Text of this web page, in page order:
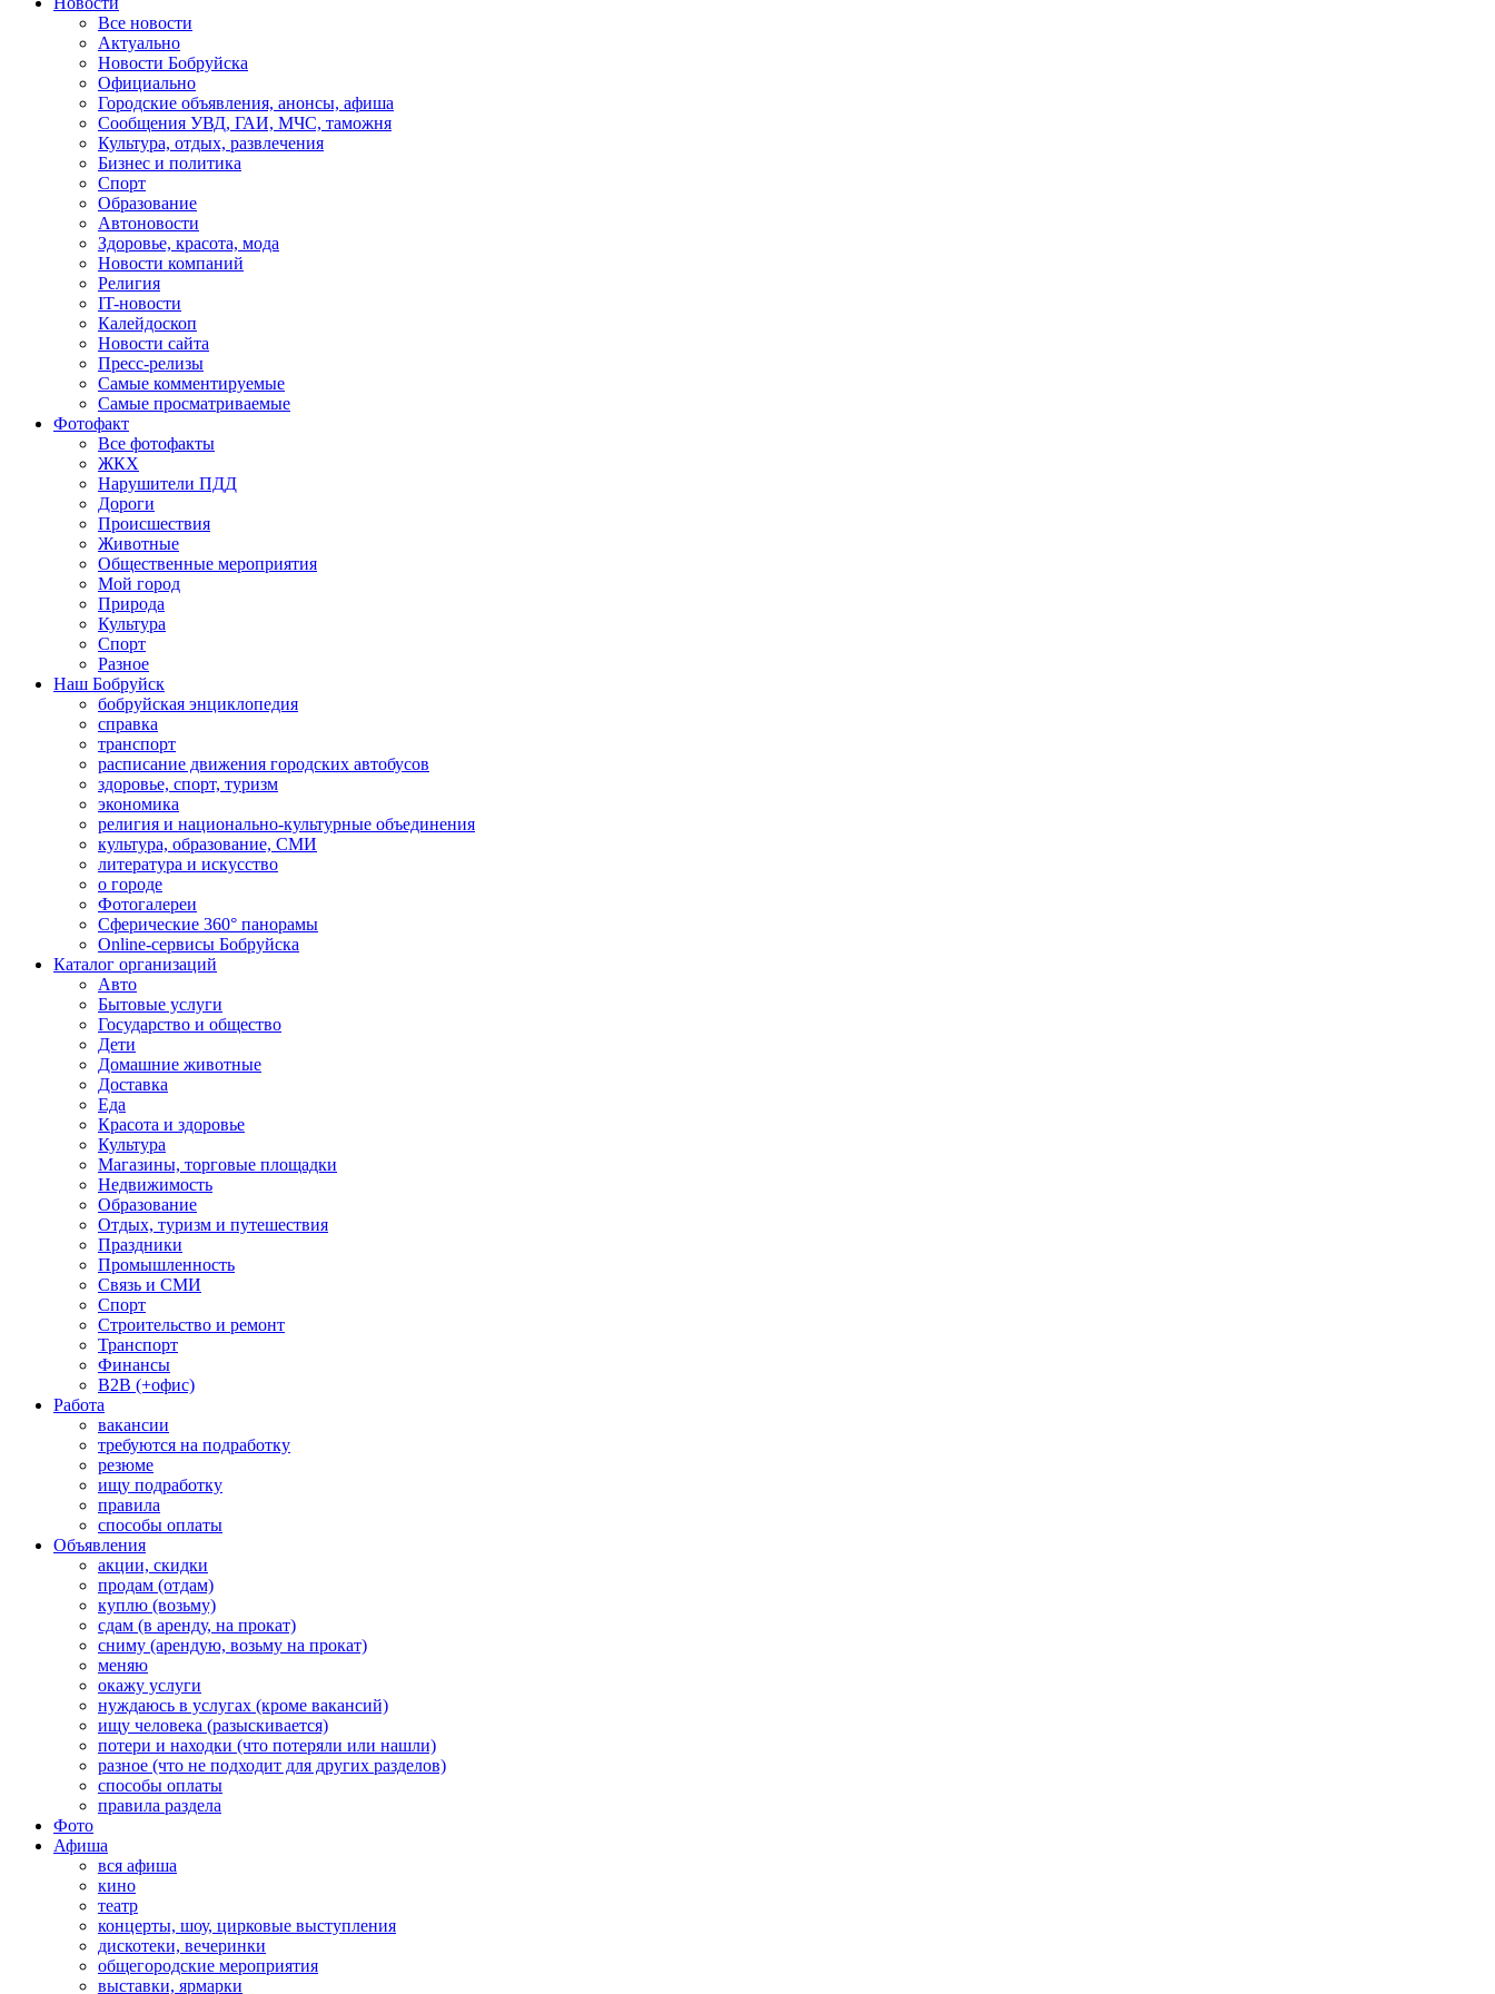
Все новости
Актуально
Новости Бобруйска
Официально
Городские объявления, анонсы, афиша
Сообщения УВД, ГАИ, МЧС, таможня
Культура, отдых, развлечения
Бизнес и политика
Спорт
Образование
Автоновости
Здоровье, красота, мода
Новости компаний
Религия
IT-новости
Калейдоскоп
Новости сайта
Пресс-релизы
Самые комментируемые
Самые просматриваемые
Фотофакт
Все фотофакты
ЖКХ
Нарушители ПДД
Дороги
Происшествия
Животные
Общественные мероприятия
Мой город
Природа
Культура
Спорт
Разное
Наш Бобруйск
бобруйская энциклопедия
справка
транспорт
расписание движения городских автобусов
здоровье, спорт, туризм
экономика
религия и национально-культурные объединения
культура, образование, СМИ
литература и искусство
о городе
Фотогалереи
Сферические 360° панорамы
Online-сервисы Бобруйска
Каталог организаций
Авто
Бытовые услуги
Государство и общество
Дети
Домашние животные
Доставка
Еда
Красота и здоровье
Культура
Магазины, торговые площадки
Недвижимость
Образование
Отдых, туризм и путешествия
Праздники
Промышленность
Связь и СМИ
Спорт
Строительство и ремонт
Транспорт
Финансы
B2B (+офис)
Работа
вакансии
требуются на подработку
резюме
ищу подработку
правила
способы оплаты
Объявления
акции, скидки
продам (отдам)
куплю (возьму)
сдам (в аренду, на прокат)
сниму (арендую, возьму на прокат)
меняю
окажу услуги
нуждаюсь в услугах (кроме вакансий)
ищу человека (разыскивается)
потери и находки (что потеряли или нашли)
разное (что не подходит для других разделов)
способы оплаты
правила раздела
Фото
Афиша
вся афиша
кино
театр
концерты, шоу, цирковые выступления
дискотеки, вечеринки
общегородские мероприятия
выставки, ярмарки